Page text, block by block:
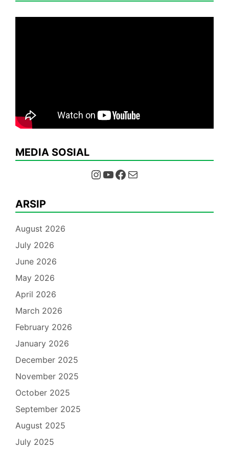
MEDIA SOSIAL
Instagram YouTube Facebook Mail
ARSIP
August 2026
July 2026
June 2026
May 2026
April 2026
March 2026
February 2026
January 2026
December 2025
November 2025
October 2025
September 2025
August 2025
July 2025